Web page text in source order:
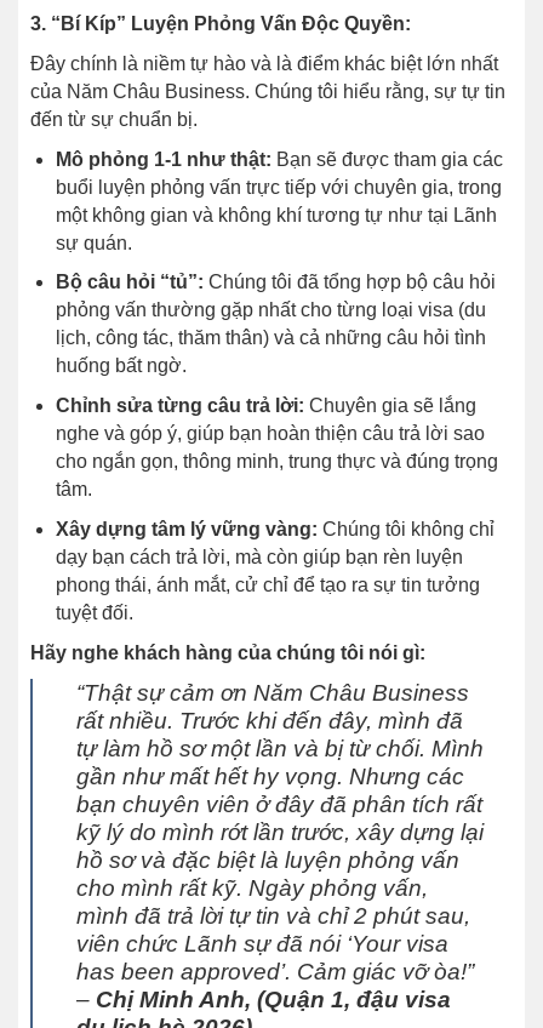
3. “Bí Kíp” Luyện Phỏng Vấn Độc Quyền:
Đây chính là niềm tự hào và là điểm khác biệt lớn nhất
của Năm Châu Business. Chúng tôi hiểu rằng, sự tự tin
đến từ sự chuẩn bị.
Mô phỏng 1-1 như thật: Bạn sẽ được tham gia các
buổi luyện phỏng vấn trực tiếp với chuyên gia, trong
một không gian và không khí tương tự như tại Lãnh
sự quán.
Bộ câu hỏi “tủ”: Chúng tôi đã tổng hợp bộ câu hỏi
phỏng vấn thường gặp nhất cho từng loại visa (du
lịch, công tác, thăm thân) và cả những câu hỏi tình
huống bất ngờ.
Chỉnh sửa từng câu trả lời: Chuyên gia sẽ lắng
nghe và góp ý, giúp bạn hoàn thiện câu trả lời sao
cho ngắn gọn, thông minh, trung thực và đúng trọng
tâm.
Xây dựng tâm lý vững vàng: Chúng tôi không chỉ
dạy bạn cách trả lời, mà còn giúp bạn rèn luyện
phong thái, ánh mắt, cử chỉ để tạo ra sự tin tưởng
tuyệt đối.
Hãy nghe khách hàng của chúng tôi nói gì:
“Thật sự cảm ơn Năm Châu Business
rất nhiều. Trước khi đến đây, mình đã
tự làm hồ sơ một lần và bị từ chối. Mình
gần như mất hết hy vọng. Nhưng các
bạn chuyên viên ở đây đã phân tích rất
kỹ lý do mình rớt lần trước, xây dựng lại
hồ sơ và đặc biệt là luyện phỏng vấn
cho mình rất kỹ. Ngày phỏng vấn,
mình đã trả lời tự tin và chỉ 2 phút sau,
viên chức Lãnh sự đã nói ‘Your visa
has been approved’. Cảm giác vỡ òa!”
– Chị Minh Anh, (Quận 1, đậu visa